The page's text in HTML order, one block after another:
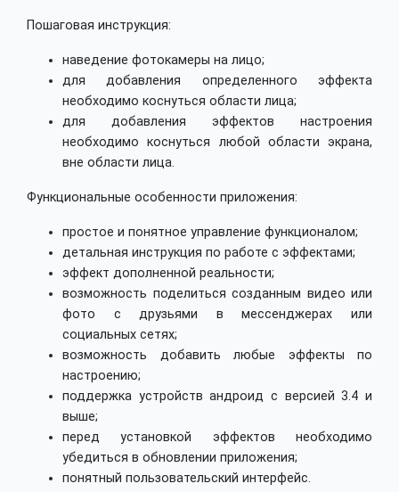
Пошаговая инструкция:
наведение фотокамеры на лицо;
для добавления определенного эффекта
необходимо коснуться области лица;
для добавления эффектов настроения
необходимо коснуться любой области экрана,
вне области лица.
Функциональные особенности приложения:
простое и понятное управление функционалом;
детальная инструкция по работе с эффектами;
эффект дополненной реальности;
возможность поделиться созданным видео или
фото с друзьями в мессенджерах или
социальных сетях;
возможность добавить любые эффекты по
настроению;
поддержка устройств андроид с версией 3.4 и
выше;
перед установкой эффектов необходимо
убедиться в обновлении приложения;
понятный пользовательский интерфейс.